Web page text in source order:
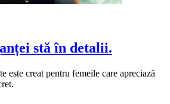
stă în detalii.
este creat pentru femeile care apreciază